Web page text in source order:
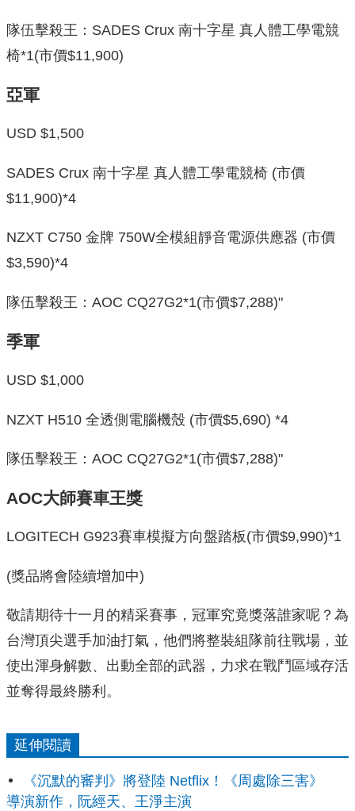
隊伍擊殺王：SADES Crux 南十字星 真人體工學電競
椅*1(市價$11,900)
亞軍
USD $1,500
SADES Crux 南十字星 真人體工學電競椅 (市價
$11,900)*4
NZXT C750 金牌 750W全模組靜音電源供應器 (市價
$3,590)*4
隊伍擊殺王：AOC CQ27G2*1(市價$7,288)"
季軍
USD $1,000
NZXT H510 全透側電腦機殼 (市價$5,690) *4
隊伍擊殺王：AOC CQ27G2*1(市價$7,288)"
AOC大師賽車王獎
LOGITECH G923賽車模擬方向盤踏板(市價$9,990)*1
(獎品將會陸續增加中)
敬請期待十一月的精采賽事，冠軍究竟獎落誰家呢？為
台灣頂尖選手加油打氣，他們將整裝組隊前往戰場，並
使出渾身解數、出動全部的武器，力求在戰鬥區域存活
並奪得最終勝利。
延伸閱讀
《沉默的審判》將登陸 Netflix！《周處除三害》
導演新作，阮經天、王淨主演